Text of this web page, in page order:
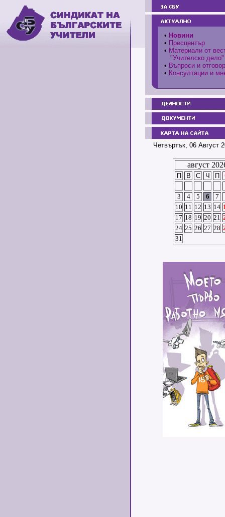
• Новини
• Пресцентър
• Материали от
"Учителско дело"
• Въпроси и
• Консултации и
Четвъртък, 06 Август
август
П В С Ч П
3
4 5 6 7
10 11 12 13 14
17 18 19 20 21
24 25 26 27 28
31